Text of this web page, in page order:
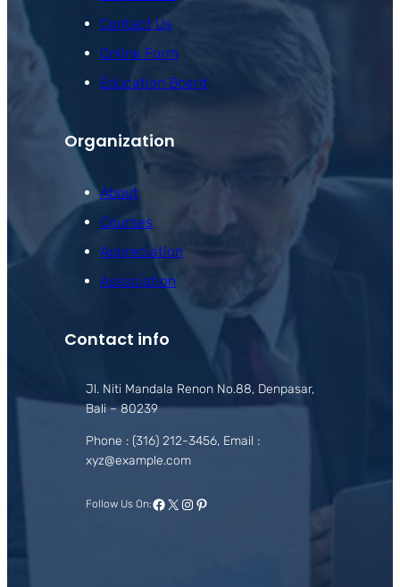
Contact Us
Online Form
Education Board
Organization
About
Courses
Appreciation
Association
Contact info
Jl. Niti Mandala Renon No.88, Denpasar,
Bali – 80239
Phone : (316) 212-3456, Email :
xyz@example.com
Follow Us On:Facebook
X Instagram
Pinterest